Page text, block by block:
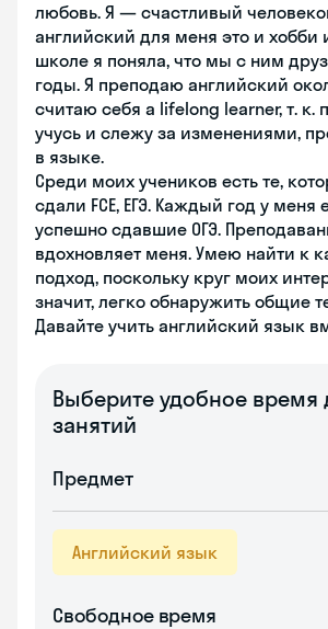
любовь. Я — счастливый
английский для меня это и хобби
школе я поняла, что мы с ним
годы. Я преподаю английский
считаю себя a lifelong learner, т. к.
учусь и слежу за изменениями,
в языке.
Среди моих учеников есть те,
сдали FCE, ЕГЭ. Каждый год у меня
успешно сдавшие ОГЭ.
вдохновляет меня. Умею найти к
подход, поскольку круг моих
значит, легко обнаружить общие
Давайте учить английский язык
Выберите удобное время
занятий
Предмет
Английский язык
Свободное время